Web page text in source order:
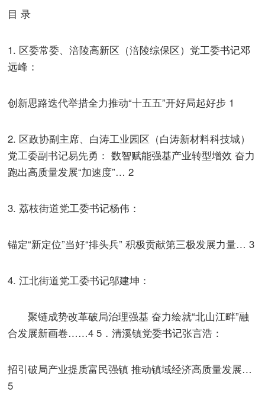
目 录
1. 区委常委、涪陵高新区（涪陵综保区）党工委书记邓
远峰：
创新思路迭代举措全力推动“十五五”开好局起好步 1
2. 区政协副主席、白涛工业园区（白涛新材料科技城）
党工委副书记易先勇： 数智赋能强基产业转型增效 奋力
跑出高质量发展“加速度”… 2
3. 荔枝街道党工委书记杨伟：
锚定“新定位”当好“排头兵” 积极贡献第三极发展力量… 3
4. 江北街道党工委书记邬建坤：
聚链成势改革破局治理强基 奋力绘就“北山江畔”融
合发展新画卷……4 5．清溪镇党委书记张言浩：
招引破局产业提质富民强镇 推动镇域经济高质量发展…
5